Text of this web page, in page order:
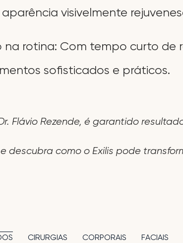
visivelmente
na rotina: Com tempo curto de
soﬁsticados e práticos.
Flávio Rezende, é garantido
descubra como o Exilis pode
CIRURGIAS CORPORAIS FACIAIS